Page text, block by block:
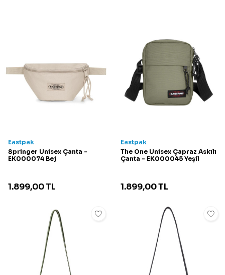
Eastpak
Springer Unisex Çanta -
EK000074 Bej
1.899,00TL
Eastpak
The One Unisex Çapraz Askılı
Çanta - EK000045 Yeşil
1.899,00TL